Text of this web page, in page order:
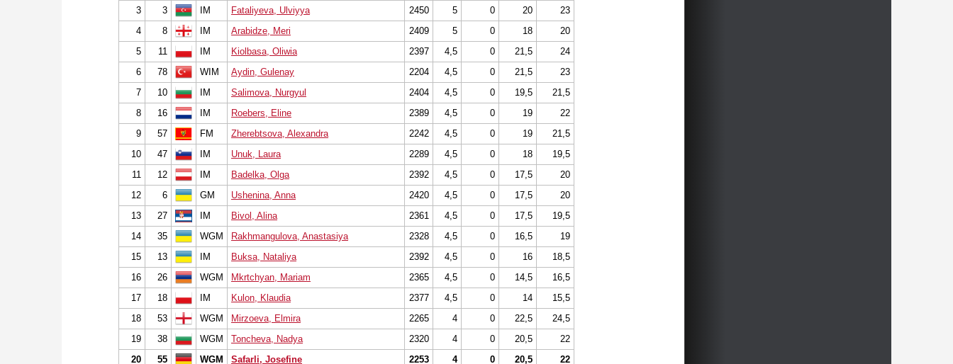
3
3 IM Fataliyeva, Ulviyya 2450 5 0 20
23
4
8 IM Arabidze, Meri 2409 5 0 18
20
5
11 IM Kiolbasa, Oliwia 2397 4,5 0 21,5
24
6
78 WIM Aydin, Gulenay 2204 4,5 0 21,5
23
7
10 IM Salimova, Nurgyul 2404 4,5 0 19,5
21,5
8
16 IM Roebers, Eline 2389 4,5 0 19
22
9
57 FM Zherebtsova, Alexandra 2242 4,5 0 19
21,5
10
47 IM Unuk, Laura 2289 4,5 0 18
19,5
11
12 IM Badelka, Olga 2392 4,5 0 17,5
20
12
6 GM Ushenina, Anna 2420 4,5 0 17,5
20
13
27 IM Bivol, Alina 2361 4,5 0 17,5
19,5
14
35 WGM Rakhmangulova, Anastasiya 2328 4,5 0 16,5
19
15
13 IM Buksa, Nataliya 2392 4,5 0 16
18,5
16
26 WGM Mkrtchyan, Mariam 2365 4,5 0 14,5
16,5
17
18 IM Kulon, Klaudia 2377 4,5 0 14
15,5
18
53 WGM Mirzoeva, Elmira 2265 4 0 22,5
24,5
19
38 WGM Toncheva, Nadya 2320 4 0 20,5
22
20
55 WGM Safarli, Josefine 2253 4 0 20,5 22